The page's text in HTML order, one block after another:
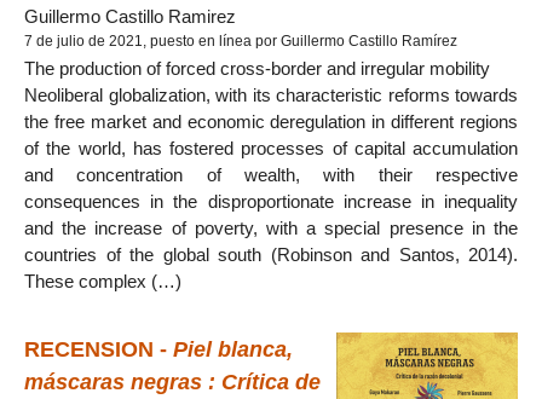
Guillermo Castillo Ramirez
7 de julio de 2021, puesto en línea por Guillermo Castillo Ramírez
The production of forced cross-border and irregular mobility
Neoliberal globalization, with its characteristic reforms towards
the free market and economic deregulation in different regions
of the world, has fostered processes of capital accumulation
and concentration of wealth, with their respective
consequences in the disproportionate increase in inequality
and the increase of poverty, with a special presence in the
countries of the global south (Robinson and Santos, 2014).
These complex (…)
RECENSION - Piel blanca,
máscaras negras : Crítica de